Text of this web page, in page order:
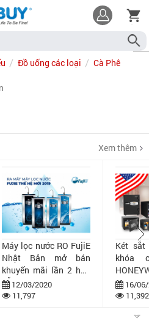
Đồ uống các loại Cà Phê
Xem thêm
Máy lọc nước RO FujiE
Nhật Bản mở bán
khuyến mãi lần 2 hấp
dẫn12/03/2020
11,797
Két sắt
khóa
bán16/
11,392